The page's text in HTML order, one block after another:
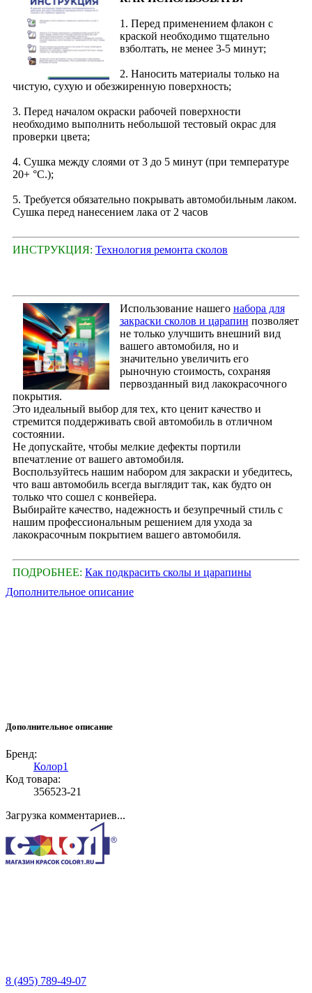
1. Перед применением флакон с
краской необходимо тщательно
взболтать, не менее 3-5 минут;
2. Наносить материалы только на
чистую, сухую и обезжиренную поверхность;
3. Перед началом окраски рабочей поверхности
необходимо выполнить небольшой тестовый окрас для
проверки цвета;
4. Сушка между слоями от 3 до 5 минут (при температуре
20+ °С.);
5. Требуется обязательно покрывать автомобильным лаком.
Сушка перед нанесением лака от 2 часов
ИНСТРУКЦИЯ: Технология ремонта сколов
Использование нашего набора для
закраски сколов и царапин позволяет
не только улучшить внешний вид
вашего автомобиля, но и
значительно увеличить его
рыночную стоимость, сохраняя
первозданный вид лакокрасочного
покрытия.
Это идеальный выбор для тех, кто ценит качество и
стремится поддерживать свой автомобиль в отличном
состоянии.
Не допускайте, чтобы мелкие дефекты портили
впечатление от вашего автомобиля.
Воспользуйтесь нашим набором для закраски и убедитесь,
что ваш автомобиль всегда выглядит так, как будто он
только что сошел с конвейера.
Выбирайте качество, надежность и безупречный стиль с
нашим профессиональным решением для ухода за
лакокрасочным покрытием вашего автомобиля.
ПОДРОБНЕЕ: Как подкрасить сколы и царапины
Дополнительное описание
Дополнительное описание
Бренд:
Колор1
Код товара:
356523-21
Загрузка комментариев...
8 (495) 789-49-07